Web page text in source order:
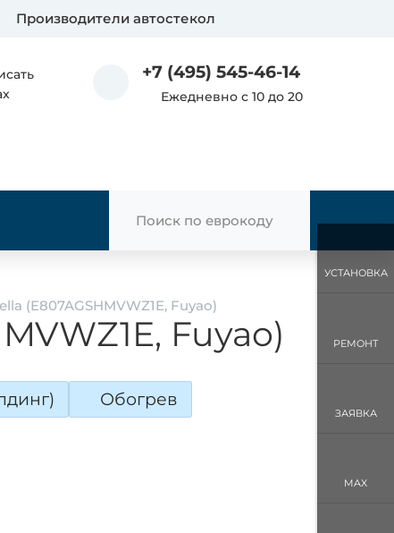
Производители автостекол
+7 (495) 545-46-14
Ежедневно с 10 до 20
(E807AGSHMVWZ1E, Fuyao)
Fuyao)
Обогрев
УСТАНОВКА
РЕМОНТ
ЗАЯВКА
MAX